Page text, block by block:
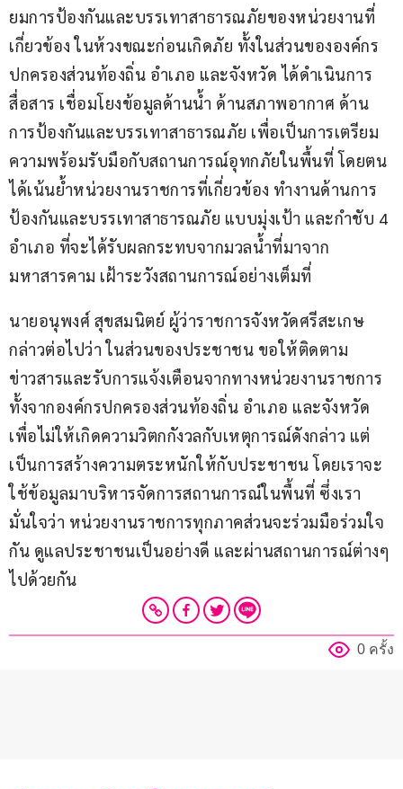
ยมการป้องกันและบรรเทาสาธารณภัยของหน่วยงานที่
เกี่ยวข้อง ในห้วงขณะก่อนเกิดภัย ทั้งในส่วนขององค์กร
ปกครองส่วนท้องถิ่น อำเภอ และจังหวัด ได้ดำเนินการ
สื่อสาร เชื่อมโยงข้อมูลด้านน้ำ ด้านสภาพอากาศ ด้าน
การป้องกันและบรรเทาสาธารณภัย เพื่อเป็นการเตรียม
ความพร้อมรับมือกับสถานการณ์อุทกภัยในพื้นที่ โดยตน
ได้เน้นย้ำหน่วยงานราชการที่เกี่ยวข้อง ทำงานด้านการ
ป้องกันและบรรเทาสาธารณภัย แบบมุ่งเป้า และกำชับ 4
อำเภอ ที่จะได้รับผลกระทบจากมวลน้ำที่มาจาก
มหาสารคาม เฝ้าระวังสถานการณ์อย่างเต็มที่
นายอนุพงศ์ สุขสมนิตย์ ผู้ว่าราชการจังหวัดศรีสะเกษ
กล่าวต่อไปว่า ในส่วนของประชาชน ขอให้ติดตาม
ข่าวสารและรับการแจ้งเตือนจากทางหน่วยงานราชการ
ทั้งจากองค์กรปกครองส่วนท้องถิ่น อำเภอ และจังหวัด
เพื่อไม่ให้เกิดความวิตกกังวลกับเหตุการณ์ดังกล่าว แต่
เป็นการสร้างความตระหนักให้กับประชาชน โดยเราจะ
ใช้ข้อมูลมาบริหารจัดการสถานการณ์ในพื้นที่ ซึ่งเรา
มั่นใจว่า หน่วยงานราชการทุกภาคส่วนจะร่วมมือร่วมใจ
กัน ดูแลประชาชนเป็นอย่างดี และผ่านสถานการณ์ต่างๆ
ไปด้วยกัน
0 ครั้ง